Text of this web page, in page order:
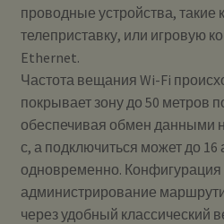
проводные устройства, такие
телеприставку, или игровую
Ethernet.
Частота вещания Wi-Fi
покрывает зону до 50 метров
обеспечивая обмен данными
с, а подключиться может до 16
одновременно. Конфигурация
администрирование
через удобный классический